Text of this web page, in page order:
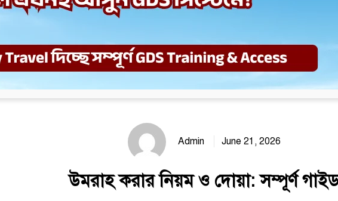
Admin June 21, 2026
উমরাহ করার নিয়ম ও দোয়া: সম্পূর্ণ